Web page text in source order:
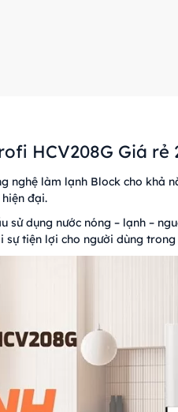
HCV208G Giá rẻ
nghệ làm lạnh Block cho khả
đại.
dụng nước nóng – lạnh –
tiện lợi cho người dùng